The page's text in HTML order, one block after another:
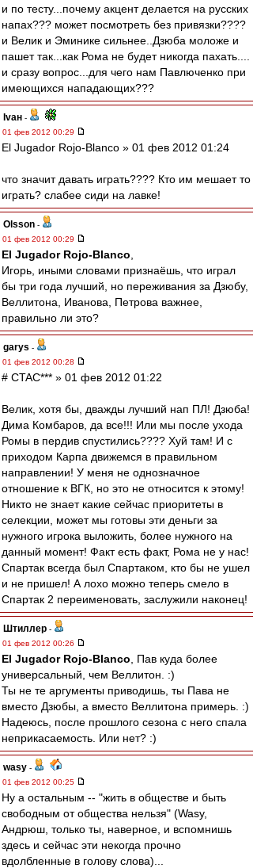
и по тесту...почему акцент делается на русских
напах??? может посмотреть без привязки????
и Велик и Эминике сильнее..Дзюба моложе и
пашет так...как Рома не будет никогда пахать....
и сразу вопрос...для чего нам Павлюченко при
имеющихся нападающих???
Ivан -
01 фев 2012 00:29
El Jugador Rojo-Blanco » 01 фев 2012 01:24
что значит давать играть???? Кто им мешает то
играть? слабее сиди на лавке!
Olsson -
01 фев 2012 00:29
El Jugador Rojo-Blanco
Игорь, иными словами признаёшь, что играл
бы три года лучший, но переживания за Дзюбу,
Веллитона, Иванова, Петрова важнее,
правильно ли это?
garys -
01 фев 2012 00:28
# CTAC*** » 01 фев 2012 01:22
Велик, хотя бы, дважды лучший нап ПЛ! Дзюба!
Дима Комбаров, да все!!! Или мы после ухода
Ромы в пердив спустились???? Хуй там! И с
приходом Карпа движемся в правильном
направлении! У меня не однозначное
отношение к ВГК, но это не относится к этому!
Никто не знает какие сейчас приоритеты в
селекции, может мы готовы эти деньги за
нужного игрока выложить, более нужного на
данный момент! Факт есть факт, Рома не у нас!
Спартак всегда был Спартаком, кто бы не ушел
и не пришел! А лохо можно теперь смело в
Спартак 2 переименовать, заслужили наконец!
Штиллер -
01 фев 2012 00:26
El Jugador Rojo-Blanco , Пав куда более
универсальный, чем Веллитон. :)
Ты не те аргументы приводишь, ты Пава не
вместо Дзюбы, а вместо Веллитона примерь. :)
Надеюсь, после прошлого сезона с него спала
неприкасаемость. Или нет? :)
wasy -
01 фев 2012 00:25
Ну а остальным -- "жить в обществе и быть
свободным от общества нельзя" (Wasy,
Андрюш, только ты, наверное, и вспомнишь
здесь и сейчас эти некогда прочно
вдолбленные в голову слова)...